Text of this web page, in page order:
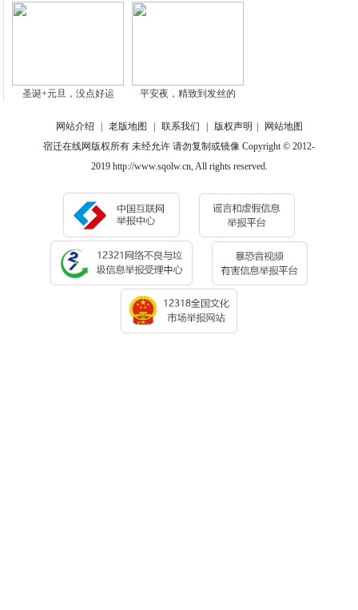
圣诞+元旦，没点好运 平安夜，精致到发丝的
网站介绍 老版地图 联系我们 版权声明
网站地图
宿迁在线网版权所有 未经允许 请勿复制或镜像 Copyright © 2012-
2019 http://www.sqolw.cn, All rights reserved.